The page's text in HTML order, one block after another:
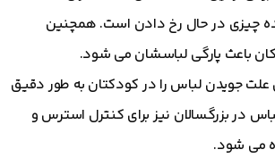
چیزی در حال رخ دادن است. همچنین
باعث پارگی لباسشان می شود.
علت جویدن لباس را در کودکتان به طور دقیق
در بزرگسالان نیز برای کنترل استرس و
می شود.